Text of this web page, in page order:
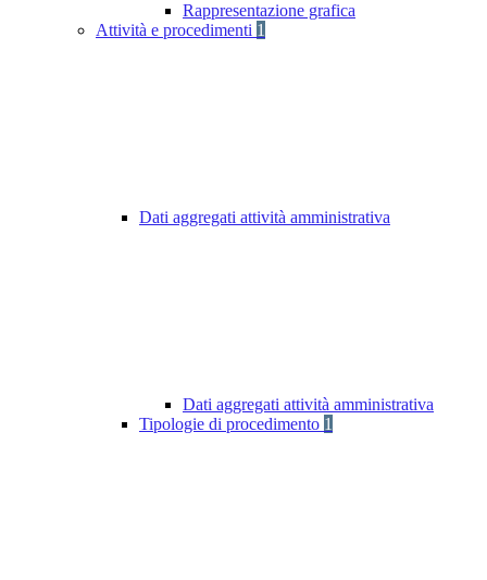
Rappresentazione grafica
Attività e procedimenti 1
Dati aggregati attività amministrativa
Dati aggregati attività amministrativa
Tipologie di procedimento 1